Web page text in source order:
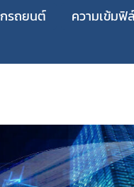
รถยนต์ ความเข้มฟิ